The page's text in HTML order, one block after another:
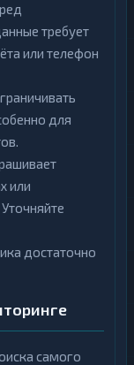
требует
или телефон
для
или
достаточно
самого